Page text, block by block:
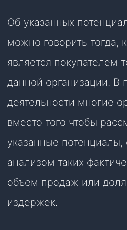
Об указанных
можно говорить тогда,
является покупателем
данной организации. В
деятельности многие
вместо того чтобы
указанные потенциалы,
анализом таких
объем продаж или
издержек.